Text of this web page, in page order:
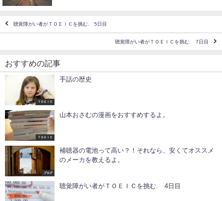
聴覚障がい者がＴＯＥＩＣを挑む. 5日目
聴覚障がい者がＴＯＥＩＣを挑む. 7日目
おすすめの記事
ＴＯＥＩＣ
手話の歴史
ＴＯＥＩＣ
山本おさむの漫画をおすすめするよ。
ブログ
補聴器の電池って高い？！それなら、安くてオススメ
のメーカを教えるよ。
聴覚障がい者がＴＯＥＩＣを挑む. 4日目